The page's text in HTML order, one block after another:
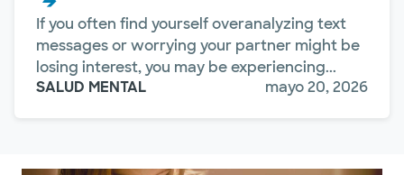
If you often find yourself overanalyzing text
messages or worrying your partner might be
losing interest, you may be experiencing...
SALUD MENTAL
mayo 20, 2026